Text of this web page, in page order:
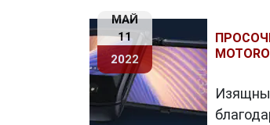
максимальную защиту
Смартфоныпродолжают
стали неотъемлемой
смартфонов обещает
МАЙ
11
2022